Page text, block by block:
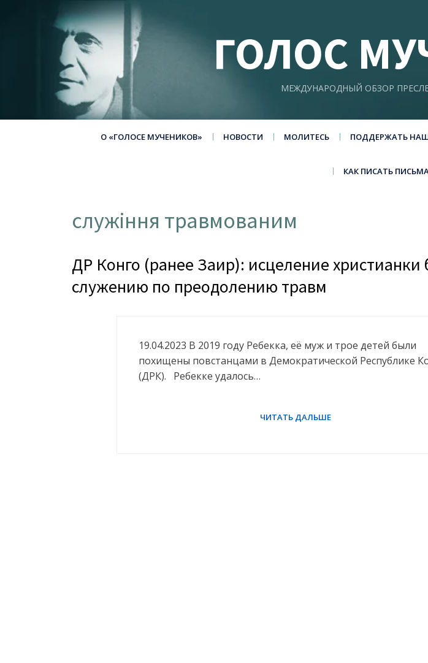
ГОЛОС
МЕЖДУНАРОДНЫЙ ОБЗОР
О «ГОЛОСЕ МУЧЕНИКОВ» НОВОСТИ МОЛИТЕСЬ ПОДДЕРЖАТЬ
КАК ПИСАТЬ
служіння травмованим
ДР Конго (ранее Заир): исцеление христианки
служению по преодолению травм
19.04.2023 В 2019 году Ребекка, её муж и трое детей были
похищены повстанцами в Демократической Республике
(ДРК). Ребекке удалось…